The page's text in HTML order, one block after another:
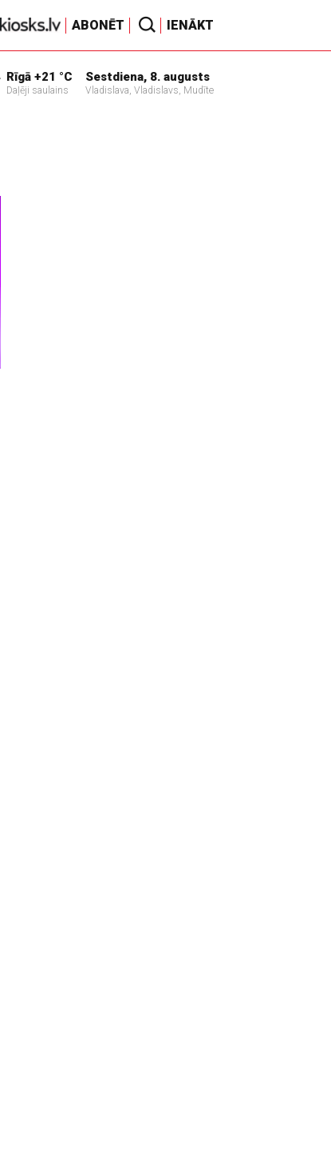
ABONĒT IENĀKT
Rīgā +21 °C
Daļēji saulains
Sestdiena, 8. augusts
Vladislava, Vladislavs, Mudīte